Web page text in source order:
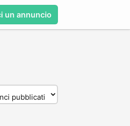
un annuncio